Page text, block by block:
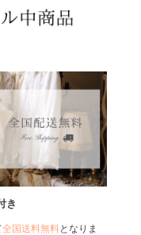
き
全国送料無料となりま